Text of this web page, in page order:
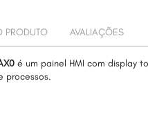
PRODUTO AVALIAÇÕES
é um painel HMI com display
processos.